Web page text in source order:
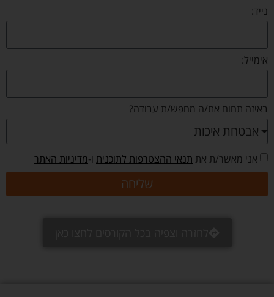
לתוכניתו- מדיניות האתר